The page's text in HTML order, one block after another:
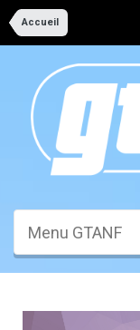
Accueil
Menu GTANF